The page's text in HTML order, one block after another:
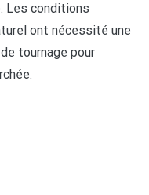
Les conditions
ont nécessité une
tournage pour